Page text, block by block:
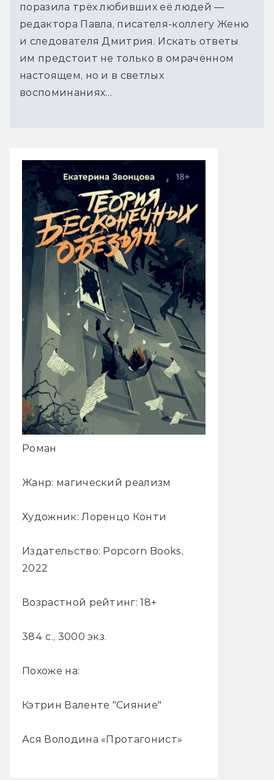
поразила трёх любивших её людей —
редактора Павла, писателя-коллегу Женю
и следователя Дмитрия. Искать ответы
им предстоит не только в омрачённом
настоящем, но и в светлых
воспоминаниях…
Роман
Жанр: магический реализм
Художник: Лоренцо Конти
Издательство: Popcorn Books,
2022
Возрастной рейтинг: 18+
384 с., 3000 экз.
Похоже на:
Кэтрин Валенте "Сияние"
Ася Володина «Протагонист»